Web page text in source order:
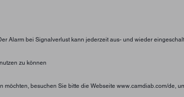
Alarm bei Signalverlust kann jederzeit aus- und wieder
zu können
besuchen Sie bitte die Webseite www.camdiab.com/de,